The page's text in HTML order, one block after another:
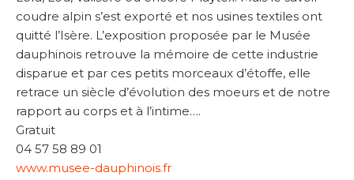
coudre alpin s’est exporté et nos usines textiles ont
quitté l’Isère. L’exposition proposée par le Musée
dauphinois retrouve la mémoire de cette industrie
disparue et par ces petits morceaux d’étoffe, elle
retrace un siècle d’évolution des moeurs et de notre
rapport au corps et à l’intime….
Gratuit
04 57 58 89 01
www.musee-dauphinois.fr